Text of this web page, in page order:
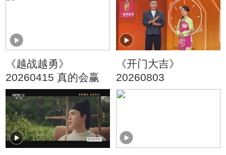
《越战越勇》
20260415 真的会赢
《开门大吉》
20260803